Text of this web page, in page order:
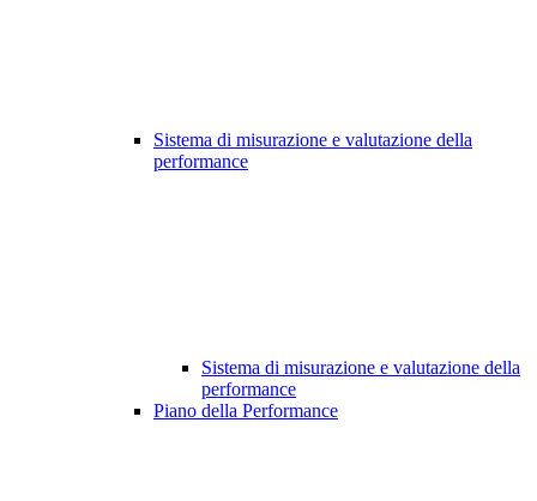
Sistema di misurazione e valutazione della
performance
Sistema di misurazione e valutazione della
performance
Piano della Performance